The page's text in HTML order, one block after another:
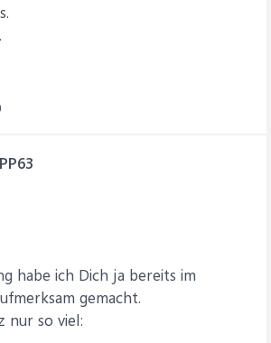
habe ich Dich ja bereits im
gemacht.
nur so viel: